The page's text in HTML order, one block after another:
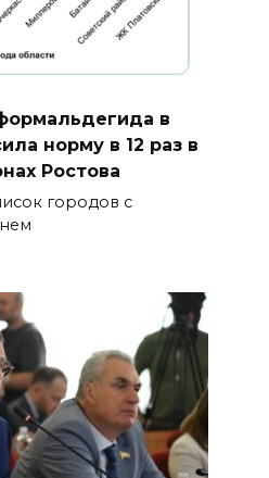
в
норму в 12 раз в
Ростова
городов с